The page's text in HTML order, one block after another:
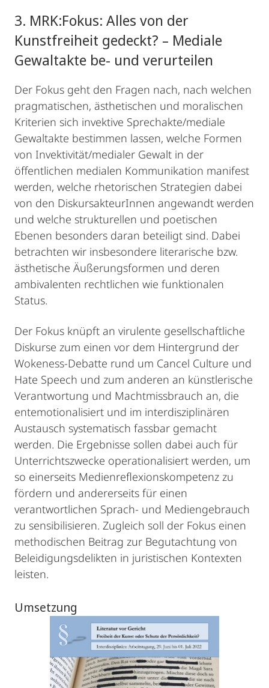
3. MRK:Fokus: Alles von der
Kunstfreiheit gedeckt? – Mediale
Gewaltakte be- und verurteilen
Der Fokus geht den Fragen nach, nach welchen
pragmatischen, ästhetischen und moralischen
Kriterien sich invektive Sprechakte/mediale
Gewaltakte bestimmen lassen, welche Formen
von Invektivität/medialer Gewalt in der
öffentlichen medialen Kommunikation manifest
werden, welche rhetorischen Strategien dabei
von den DiskursakteurInnen angewandt werden
und welche strukturellen und poetischen
Ebenen besonders daran beteiligt sind. Dabei
betrachten wir insbesondere literarische bzw.
ästhetische Äußerungsformen und deren
ambivalenten rechtlichen wie funktionalen
Status.
Der Fokus knüpft an virulente gesellschaftliche
Diskurse zum einen vor dem Hintergrund der
Wokeness-Debatte rund um Cancel Culture und
Hate Speech und zum anderen an künstlerische
Verantwortung und Machtmissbrauch an, die
entemotionalisiert und im interdisziplinären
Austausch systematisch fassbar gemacht
werden. Die Ergebnisse sollen dabei auch für
Unterrichtszwecke operationalisiert werden, um
so einerseits Medienreflexionskompetenz zu
fördern und andererseits für einen
verantwortlichen Sprach- und Mediengebrauch
zu sensibilisieren. Zugleich soll der Fokus einen
methodischen Beitrag zur Begutachtung von
Beleidigungsdelikten in juristischen Kontexten
leisten.
Umsetzung